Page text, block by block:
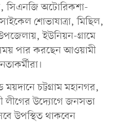
সিএনজি অটোরিকশা-
শোভাযাত্রা, মিছিল,
ইউনিয়ন-গ্রামে
পার করছেন আওয়ামী
ময়দানে চট্টগ্রাম মহানগর,
লীগের উদ্যোগে জনসভা
উপস্থিত থাকবেন